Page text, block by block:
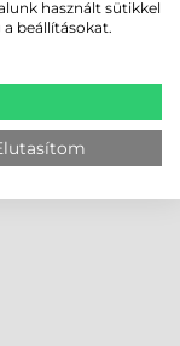
használt sütikkel
beállításokat.